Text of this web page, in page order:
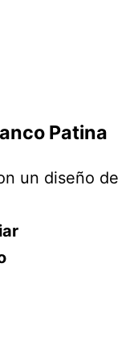
Patina
un diseño de